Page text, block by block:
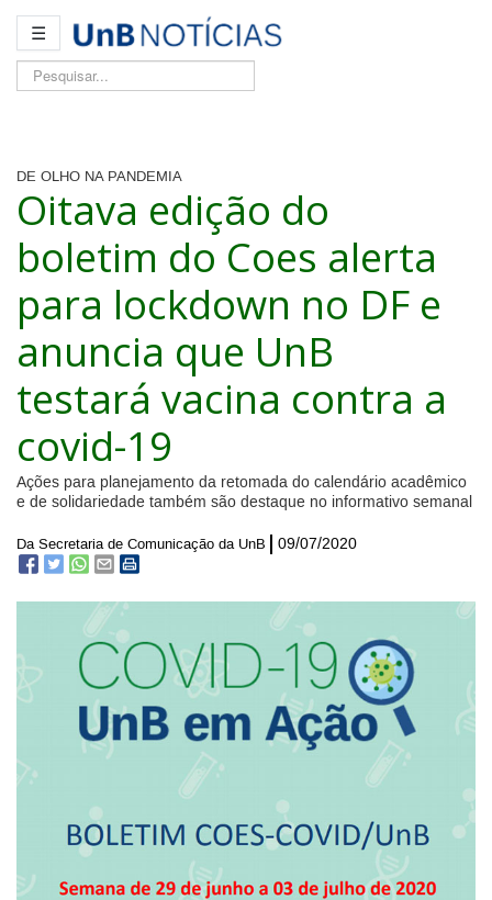
☰
Pesquisar...
DE OLHO NA PANDEMIA
Oitava edição do
boletim do Coes alerta
para lockdown no DF e
anuncia que UnB
testará vacina contra a
covid-19
Ações para planejamento da retomada do calendário acadêmico
e de solidariedade também são destaque no informativo semanal
Da Secretaria de Comunicação da UnB 09/07/2020